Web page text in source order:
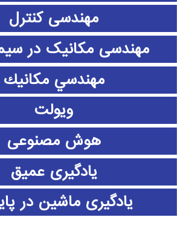
مهندسی کنترل
مهندسی مکانیک در
مهندسي مكانيك
ویولت
هوش مصنوعی
یادگیری عمیق
یادگیری ماشین در